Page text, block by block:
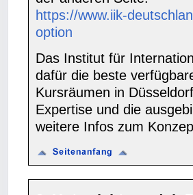
https://www.iik-
option
Das Institut für
dafür die beste
Kursräumen in
Expertise und die
weitere Infos zum